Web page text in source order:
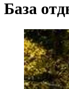
База